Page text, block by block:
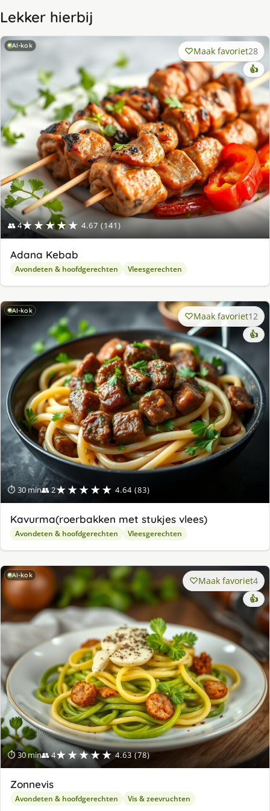
Lekker hierbij
AI-kok
👥 4★★★★★ 4.67 (141)
Maak favoriet28
👍
Adana Kebab
Avondeten & hoofdgerechten Vleesgerechten
AI-kok
⏱ 30 min👥 2★★★★★ 4.64 (83)
Maak favoriet12
👍
Kavurma(roerbakken met stukjes vlees)
Avondeten & hoofdgerechten Vleesgerechten
AI-kok
⏱ 30 min👥 4★★★★★ 4.63 (78)
Maak favoriet4
👍
Zonnevis
Avondeten & hoofdgerechten Vis & zeevruchten